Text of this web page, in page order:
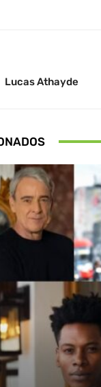
Lucas Athayde